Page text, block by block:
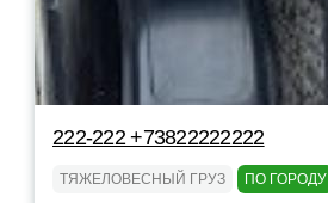
222-222 +73822222222
ТЯЖЕЛОВЕСНЫЙ ГРУЗ ПО ГОРОДУ